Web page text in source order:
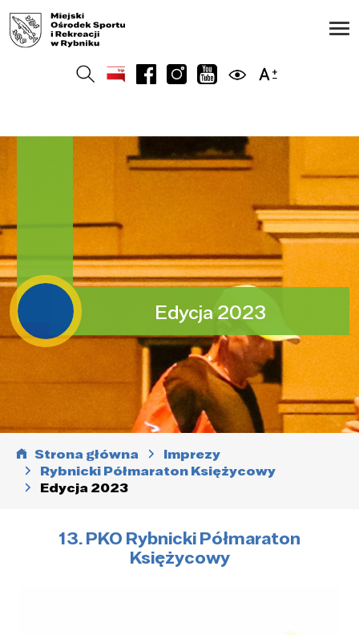
Edycja 2023
Strona główna
Imprezy
Rybnicki Półmaraton Księżycowy
Edycja 2023
13. PKO Rybnicki Półmaraton
Księżycowy